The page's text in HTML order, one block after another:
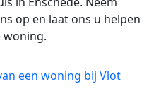
op en laat ons u helpen
woning.
een woning bij Vlot